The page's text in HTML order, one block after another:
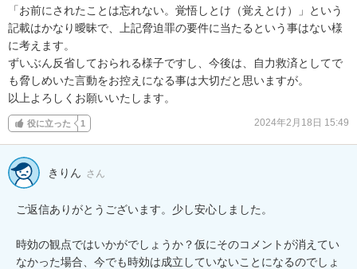
「お前にされたことは忘れない。覚悟しとけ（覚えとけ）」という
記載はかなり曖昧で、上記脅迫罪の要件に当たるという事はない様
に考えます。
ずいぶん反省しておられる様子ですし、今後は、自力救済としてで
も脅しめいた言動をお控えになる事は大切だと思いますが。
以上よろしくお願いいたします。
役に立った 1 2024年2月18日 15:49
きりん さん
ご返信ありがとうございます。少し安心しました。
時効の観点ではいかがでしょうか？仮にそのコメントが消えてい
なかった場合、今でも時効は成立していないことになるのでしょ